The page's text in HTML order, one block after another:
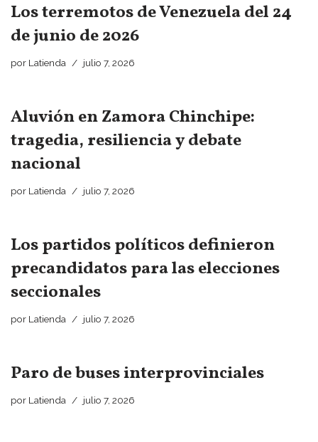
Los terremotos de Venezuela del 24
de junio de 2026
por Latienda julio 7, 2026
Aluvión en Zamora Chinchipe:
tragedia, resiliencia y debate
nacional
por Latienda julio 7, 2026
Los partidos políticos definieron
precandidatos para las elecciones
seccionales
por Latienda julio 7, 2026
Paro de buses interprovinciales
por Latienda julio 7, 2026